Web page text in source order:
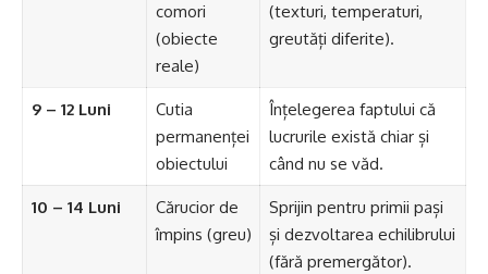
comori
(obiecte
reale)
(texturi, temperaturi,
greutăți diferite).
9 – 12 Luni
Cutia
permanenței
obiectului
Înțelegerea faptului că
lucrurile există chiar și
când nu se văd.
10 – 14 Luni
Cărucior de
împins (greu)
Sprijin pentru primii pași
și dezvoltarea echilibrului
(fără premergător).